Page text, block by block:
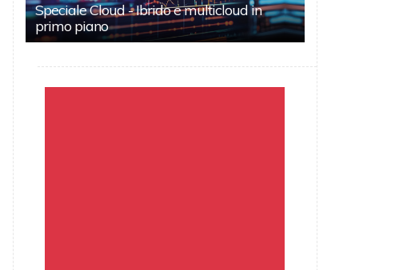
Speciale Cloud - Ibrido e multicloud in
primo piano